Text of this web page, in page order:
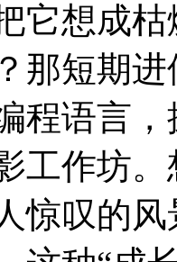
它想成
那短期
程语言
工作坊
惊叹的